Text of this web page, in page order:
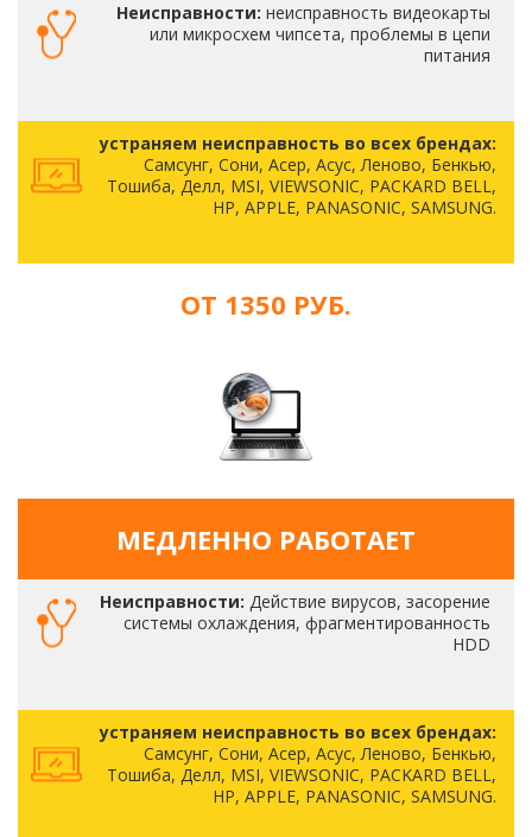
Неисправности: неисправность видеокарты
или микросхем чипсета, проблемы в цепи
питания
устраняем неисправность во всех брендах:
Самсунг, Сони, Асер, Асус, Леново, Бенкью,
Тошиба, Делл, MSI, VIEWSONIC, PACKARD BELL,
HP, APPLE, PANASONIC, SAMSUNG.
ОТ 1350 РУБ.
МЕДЛЕННО РАБОТАЕТ
Неисправности: Действие вирусов, засорение
системы охлаждения, фрагментированность
HDD
устраняем неисправность во всех брендах:
Самсунг, Сони, Асер, Асус, Леново, Бенкью,
Тошиба, Делл, MSI, VIEWSONIC, PACKARD BELL,
HP, APPLE, PANASONIC, SAMSUNG.